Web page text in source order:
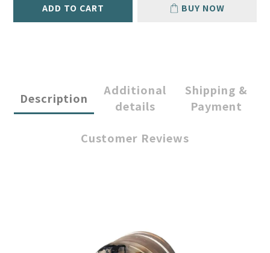
ADD TO CART BUY NOW
Description
Additional
details
Shipping &
Payment
Customer Reviews